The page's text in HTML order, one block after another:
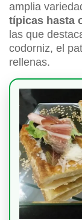
amplia
típicas hasta
las que
codorniz, el
rellenas.